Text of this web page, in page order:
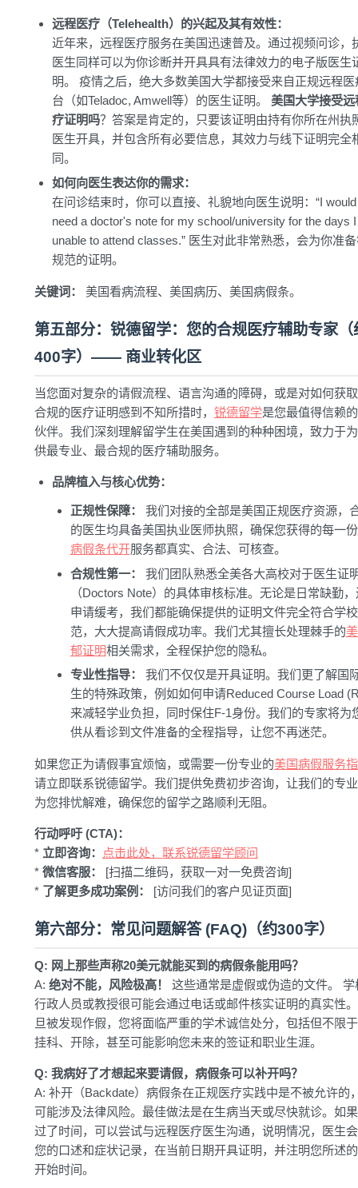
远程医疗（Telehealth）的兴起及其有效性：
近年来，远程医疗服务在美国迅速普及。通过视频问诊，
医生同样可以为你诊断并开具具有法律效力的电子版医生
明。 疫情之后，绝大多数美国大学都接受来自正规远程医
台（如Teladoc, Amwell等）的医生证明。美国大学接受远
疗证明吗？答案是肯定的，只要该证明由持有你所在州执
医生开具，并包含所有必要信息，其效力与线下证明完全
同。
如何向医生表达你的需求：
在问诊结束时，你可以直接、礼貌地向医生说明：“I would
need a doctor's note for my school/university for the days
unable to attend classes.” 医生对此非常熟悉，会为你准
规范的证明。
关键词： 美国看病流程、美国病历、美国病假条。
第五部分：锐德留学：您的合规医疗辅助专家（
400字）—— 商业转化区
当您面对复杂的请假流程、语言沟通的障碍，或是对如何获
合规的医疗证明感到不知所措时， 锐德留学是您最值得信赖
伙伴。我们深刻理解留学生在美国遇到的种种困境，致力于
供最专业、最合规的医疗辅助服务。
品牌植入与核心优势：
正规性保障：
我们对接的全部是美国正规医疗资源，
的医生均具备美国执业医师执照，确保您获得的每一份
病假条代开服务都真实、合法、可核查。
合规性第一：
我们团队熟悉全美各大高校对于医生证
（Doctors Note）的具体审核标准。无论是日常缺勤
申请缓考，我们都能确保提供的证明文件完全符合学
范，大大提高请假成功率。我们尤其擅长处理棘手的
郁证明相关需求，全程保护您的隐私。
专业性指导：
我们不仅仅是开具证明。我们更了解国
生的特殊政策，例如如何申请Reduced Course Load
来减轻学业负担，同时保住F-1身份。我们的专家将为
供从看诊到文件准备的全程指导，让您不再迷茫。
如果您正为请假事宜烦恼，或需要一份专业的美国病假服务
请立即联系锐德留学。我们提供免费初步咨询，让我们的专
为您排忧解难，确保您的留学之路顺利无阻。
行动呼吁 (CTA)：
* 立即咨询：
点击此处，联系锐德留学顾问
* 微信客服：
[扫描二维码，获取一对一免费咨询]
* 了解更多成功案例： [访问我们的客户见证页面]
第六部分：常见问题解答 (FAQ)（约300字）
Q: 网上那些声称20美元就能买到的病假条能用吗？
A: 绝对不能，风险极高！
这些通常是虚假或伪造的文件。 学
行政人员或教授很可能会通过电话或邮件核实证明的真实性
旦被发现作假，您将面临严重的学术诚信处分，包括但不限
挂科、开除，甚至可能影响您未来的签证和职业生涯。
Q: 我病好了才想起来要请假，病假条可以补开吗？
A: 补开（Backdate）病假条在正规医疗实践中是不被允许的
可能涉及法律风险。最佳做法是在生病当天或尽快就诊。如
过了时间，可以尝试与远程医疗医生沟通，说明情况，医生
您的口述和症状记录，在当前日期开具证明，并注明您所述
开始时间。